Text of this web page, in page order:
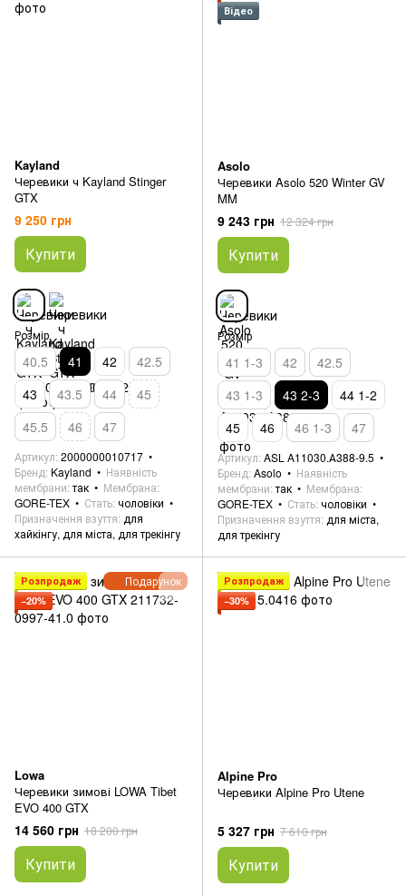
Kayland
Черевики ч Kayland Stinger
GTX
9 250 грн
Купити
Розмір
40.5 41 42
42.5
43
43.5 44
45
45.5
46 47
Артикул 2000000010717
Бренд Kayland
Наявність
мембрани так
Мембрана
GORE-TEX
Стать чоловіки
Призначення взуття для
хайкінгу, для міста, для трекінгу
Відео
Asolo
Черевики Asolo 520 Winter GV
MM
9 243 грн 12 324 грн
Купити
Розмір
41 1-3 42
42.5
43 1-3
43 2-3
44 1-2
45
46 46 1-3 47
Артикул ASL A11030.А388-9.5
Бренд Asolo
Наявність
мембрани так
Мембрана
GORE-TEX
Стать чоловіки
Призначення взуття для міста,
для трекінгу
Подарунок
Розпродаж
−20%
Lowa
Черевики зимові LOWA Tibet
EVO 400 GTX
14 560 грн 18 200 грн
Купити
Розпродаж
−30%
Alpine Pro
Черевики Alpine Pro Utene
5 327 грн 7 610 грн
Купити